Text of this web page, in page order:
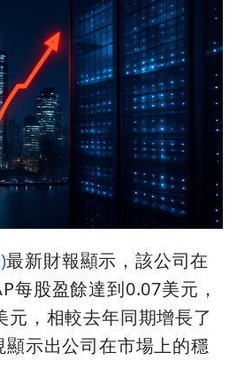
最新財報顯示，該公司在
每股盈餘達到0.07美元，
元，相較去年同期增長了
示出公司在市場上的穩